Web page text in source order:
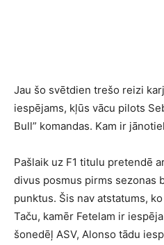
Jau šo svētdien trešo reizi
iespējams, kļūs vācu pilots
Bull” komandas. Kam ir
Pašlaik uz F1 titulu pretendē
divus posmus pirms sezonas
punktus. Šis nav atstatums,
Taču, kamēr Fetelam ir
šonedēļ ASV, Alonso tādu